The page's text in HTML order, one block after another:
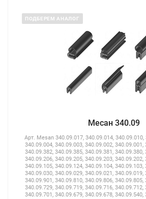
ПОДБЕРЕМ АНАЛОГ
Месан 340.09
Арт. Mesan 340.09.017, 340.09.014, 340.09.010,
340.09.004, 340.09.003, 340.09.002, 340.09.001,
340.09.382, 340.09.385, 340.09.381, 340.09.380,
340.09.206, 340.09.205, 340.09.203, 340.09.202,
340.09.105, 340.09.124, 340.09.104, 340.09.103,
340.09.030, 340.09.029, 340.09.021, 340.09.019,
340.09.901, 340.09.810, 340.09.806, 340.09.805,
340.09.729, 340.09.719, 340.09.716, 340.09.712,
340.09.701, 340.09.679, 340.09.678, 340.09.540,